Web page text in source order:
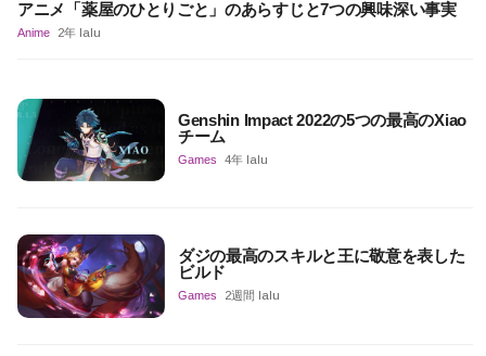
アニメ「薬屋のひとりごと」のあらすじと7つの興味深い事実
Anime 2年 lalu
Genshin Impact 2022の5つの最高のXiao
チーム
Games 4年 lalu
ダジの最高のスキルと王に敬意を表した
ビルド
Games 2週間 lalu